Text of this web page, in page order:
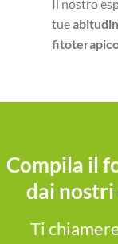
Il nostro
tue
Compila il
dai nostri
Ti